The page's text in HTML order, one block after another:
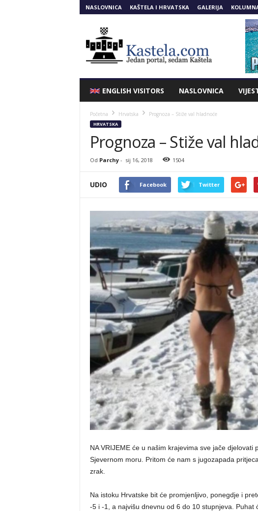
NASLOVNICA KAŠTELA I HRVATSKA GALERIJA
ENGLISH VISITORS NASLOVNICA
Početna Hrvatska Prognoza – Stiže val hladnoće
HRVATSKA
Prognoza – Stiže val
Od Parchy- sij 16, 2018 1504
UDIO Facebook Twitter
NA VRIJEME će u našim krajevima sve jače
Sjevernom moru. Pritom će nam s jugozapada
zrak.
Na istoku Hrvatske bit će promjenljivo, ponegdje i
-5 i -1, a najvišu dnevnu od 6 do 10 stupnjeva.